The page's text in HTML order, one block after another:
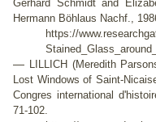
Gerhard Schmidt and
Hermann Böhlaus Nachf.,
https://
— LILLICH (Meredith
Lost Windows of Saint-
Congres international
71-102.